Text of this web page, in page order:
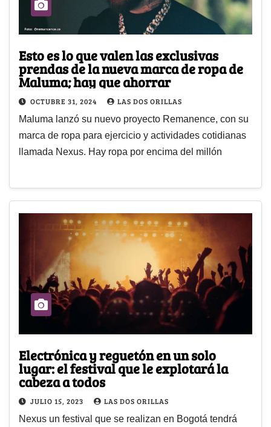
Esto es lo que valen las exclusivas
prendas de la nueva marca de ropa de
Maluma; hay que ahorrar
OCTUBRE 31, 2024 LAS DOS ORILLAS
Maluma lanzó su nuevo proyecto Remanence, con su
marca de ropa para ejercicio y actividades cotidianas
llamada Nexus. Hay ropa por encima del millón
Electrónica y reguetón en un solo
lugar: el festival que le explotará la
cabeza a todos
JULIO 15, 2023 LAS DOS ORILLAS
Nexus un festival que se realizan en Bogotá tendrá